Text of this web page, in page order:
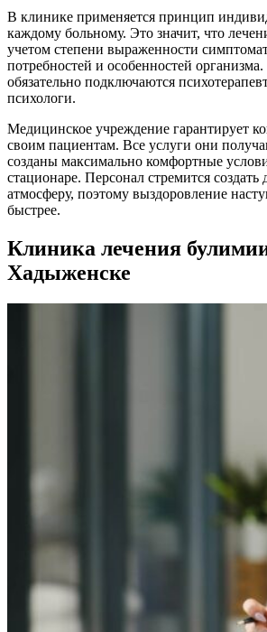
В клинике применяется принцип
каждому больному. Это значит, что
учетом степени выраженности
потребностей и особенностей
обязательно подключаются
психологи.
Медицинское учреждение гарантирует
своим пациентам. Все услуги они
созданы максимально комфортные
стационаре. Персонал стремится создать
атмосферу, поэтому выздоровление
быстрее.
Клиника лечения
Хадыженске